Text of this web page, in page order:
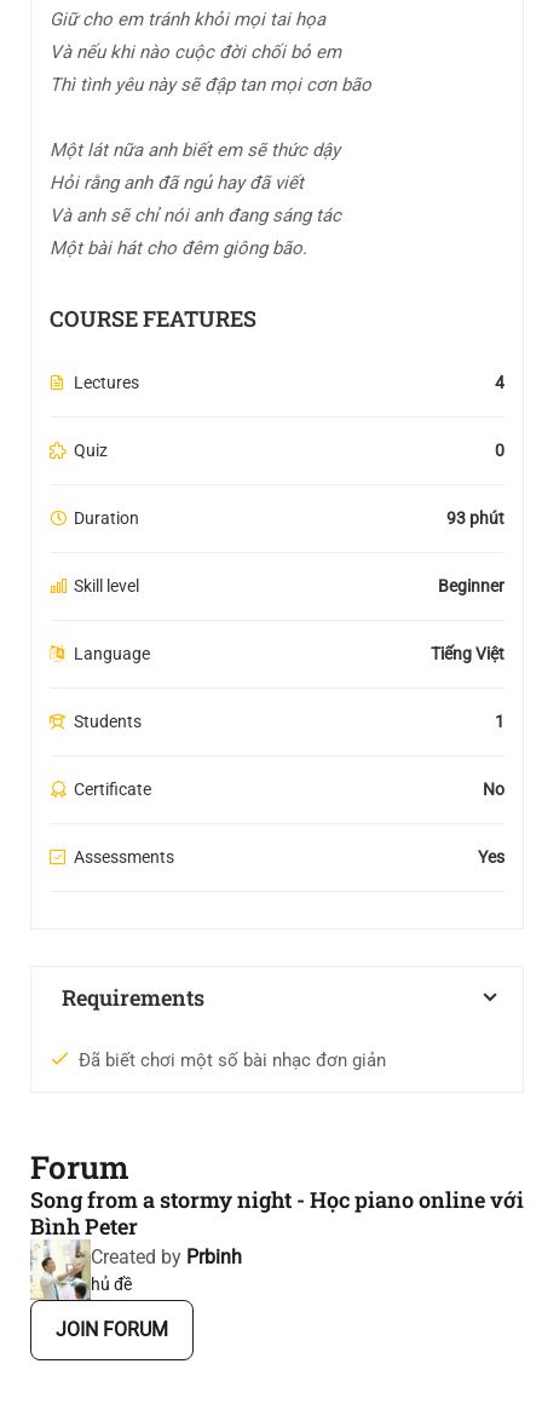
Giữ cho em tránh khỏi mọi tai họa
Và nếu khi nào cuộc đời chối bỏ em
Thì tình yêu này sẽ đập tan mọi cơn bão
Một lát nữa anh biết em sẽ thức dậy
Hỏi rằng anh đã ngủ hay đã viết
Và anh sẽ chỉ nói anh đang sáng tác
Một bài hát cho đêm giông bão.
COURSE FEATURES
Lectures 4
Quiz 0
Duration 93 phút
Skill level Beginner
Language Tiếng Việt
Students 1
Certificate No
Assessments Yes
Requirements
Đã biết chơi một số bài nhạc đơn giản
Forum
Song from a stormy night - Học piano online với
Bình Peter
Created by Prbinh
hủ đề
JOIN FORUM